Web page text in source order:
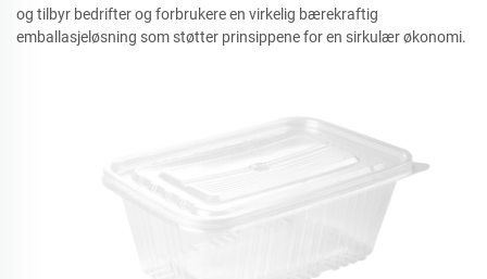
og tilbyr bedrifter og forbrukere en virkelig bærekraftig
emballasjeløsning som støtter prinsippene for en sirkulær økonomi.